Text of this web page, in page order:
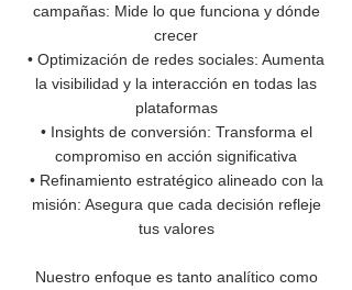
campañas: Mide lo que funciona y dónde
crecer
• Optimización de redes sociales: Aumenta
la visibilidad y la interacción en todas las
plataformas
• Insights de conversión: Transforma el
compromiso en acción significativa
• Refinamiento estratégico alineado con la
misión: Asegura que cada decisión refleje
tus valores
Nuestro enfoque es tanto analítico como